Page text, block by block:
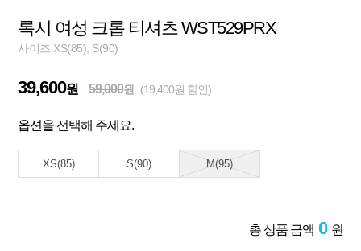
록시 여성 크롭 티셔츠 WST529PRX
사이즈 XS(85), S(90)
39,600원 59,000원 (19,400원 할인)
옵션을 선택해 주세요.
XS(85) S(90) M(95)
총 상품 금액 0 원